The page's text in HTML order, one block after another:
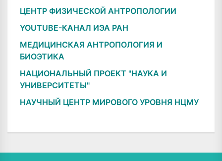
ЦЕНТР ФИЗИЧЕСКОЙ АНТРОПОЛОГИИ
YOUTUBE-КАНАЛ ИЭА РАН
МЕДИЦИНСКАЯ АНТРОПОЛОГИЯ И
БИОЭТИКА
НАЦИОНАЛЬНЫЙ ПРОЕКТ "НАУКА И
УНИВЕРСИТЕТЫ"
НАУЧНЫЙ ЦЕНТР МИРОВОГО УРОВНЯ НЦМУ